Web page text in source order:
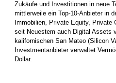
Zukäufe und Investitionen in neue
mittlerweile ein Top-10-Anbieter in
Immobilien, Private Equity, Private
seit Neuestem auch Digital Assets
kalifornischen San Mateo (Silicon
Investmentanbieter verwaltet
Dollar.